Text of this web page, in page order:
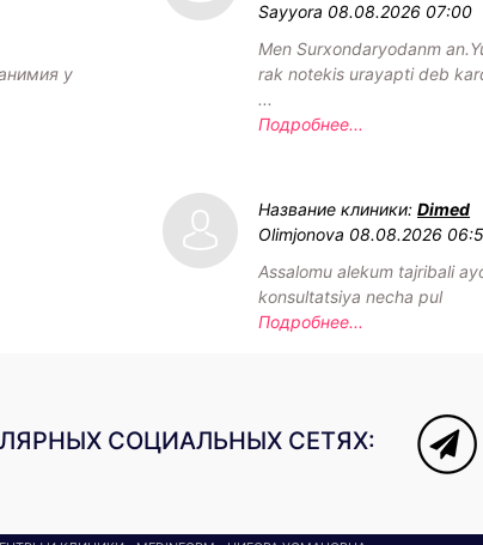
у
Sayyora 08.08.2026 07:00
Men Surxondaryodanm
rak notekis urayapti deb
...
Подробнее...
Название клиники: Dimed
Olimjonova 08.08.2026
Assalomu alekum tajribali
konsultatsiya necha pul
Подробнее...
СОЦИАЛЬНЫХ СЕТЯХ: